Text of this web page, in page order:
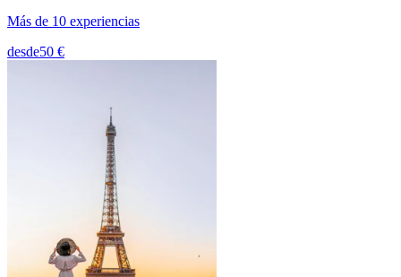
Más de 10 experiencias
desde50 €